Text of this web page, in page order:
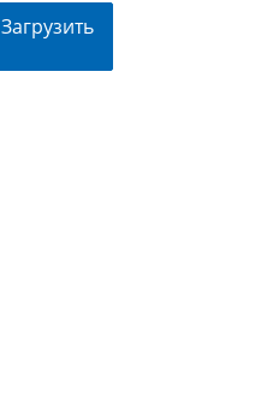
Загрузить